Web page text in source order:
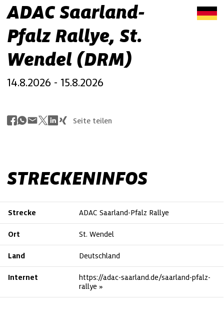
ADAC Saarland-
Pfalz Rallye, St.
Wendel (DRM)
14.8.2026 - 15.8.2026
Seite teilen
STRECKENINFOS
Strecke ADAC Saarland-Pfalz Rallye
Ort St. Wendel
Land Deutschland
Internet
https://adac-saarland.de/saarland-pfalz-
rallye